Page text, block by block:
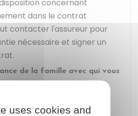
concernant
dans le contrat
contacter l'assureur pour
nécessaire et signer un
de la famille avec qui vous
vérifier si la famille avec
est effectué possède une
uses cookies and